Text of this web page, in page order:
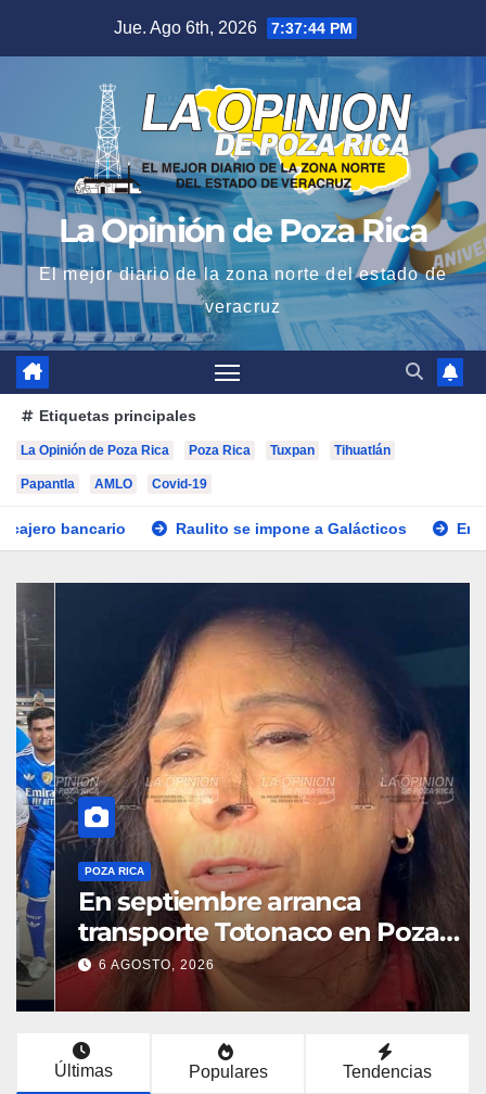
Jue. Ago 6th, 2026 7:37:46 PM
La Opinión de Poza Rica
El mejor diario de la zona norte del estado de
veracruz
Etiquetas principales
La Opinión de Poza Rica Poza Rica Tuxpan Tihuatlán
Papantla AMLO Covid-19
Raulito se impone a Galácticos En septiembre
POZA RICA
En septiembre arranca
transporte Totonaco en Poza
Rica
6 AGOSTO, 2026
Últimas Populares Tendencias